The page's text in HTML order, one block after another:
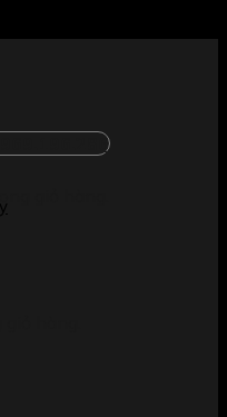
giỏ hàng.
hàng.